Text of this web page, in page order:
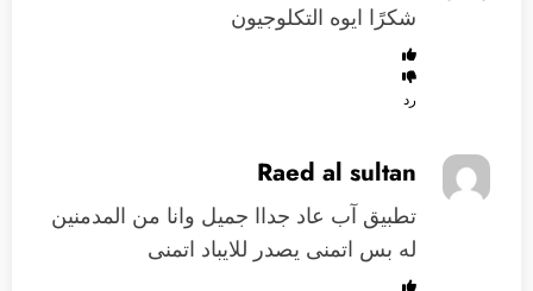
شكرًا ايوه التكلوجيون
رد
Raed al sultan
تطبيق آب عاد جداا جميل وانا من المدمنين
له بس اتمنى يصدر للايباد اتمنى